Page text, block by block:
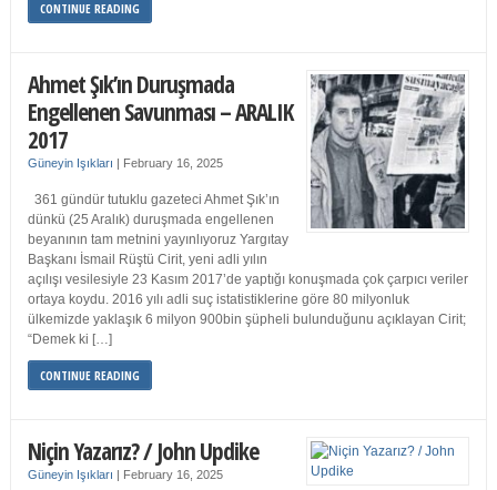
CONTINUE READING
Ahmet Şık’ın Duruşmada
Engellenen Savunması – ARALIK
2017
Güneyin Işıkları | February 16, 2025
361 gündür tutuklu gazeteci Ahmet Şık’ın
dünkü (25 Aralık) duruşmada engellenen
beyanının tam metnini yayınlıyoruz Yargıtay
Başkanı İsmail Rüştü Cirit, yeni adli yılın
açılışı vesilesiyle 23 Kasım 2017’de yaptığı konuşmada çok çarpıcı veriler
ortaya koydu. 2016 yılı adli suç istatistiklerine göre 80 milyonluk
ülkemizde yaklaşık 6 milyon 900bin şüpheli bulunduğunu açıklayan Cirit;
“Demek ki […]
CONTINUE READING
Niçin Yazarız? / John Updike
Güneyin Işıkları | February 16, 2025